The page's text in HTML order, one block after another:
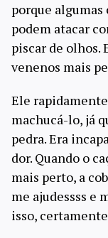
porque algumas
podem atacar
piscar de olhos.
venenos mais
Ele
machucá-lo, já
pedra. Era
dor. Quando o
mais perto, a
me ajudessss e
isso,